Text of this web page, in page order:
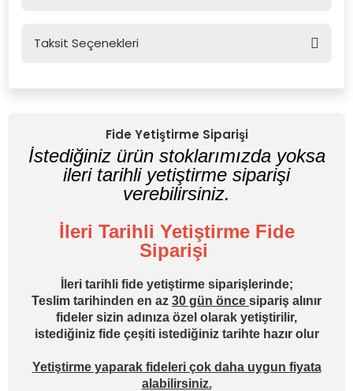
Taksit Seçenekleri
Fide Yetiştirme Siparişi
İstediğiniz ürün stoklarımızda yoksa
ileri tarihli yetiştirme siparişi
verebilirsiniz.
İleri Tarihli Yetiştirme Fide
Siparişi
İleri tarihli fide yetiştirme siparişlerinde;
Teslim tarihinden en az 30 gün önce sipariş alınır
fideler sizin adınıza özel olarak yetiştirilir,
istediğiniz fide çeşiti istediğiniz tarihte hazır olur
Yetiştirme yaparak fideleri çok daha uygun fiyata
alabilirsiniz.